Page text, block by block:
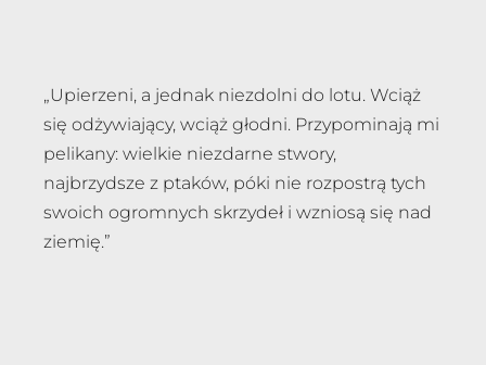
„Upierzeni, a jednak niezdolni do lotu. Wciąż
się odżywiający, wciąż głodni. Przypominają mi
pelikany: wielkie niezdarne stwory,
najbrzydsze z ptaków, póki nie rozpostrą tych
swoich ogromnych skrzydeł i wzniosą się nad
ziemię.”